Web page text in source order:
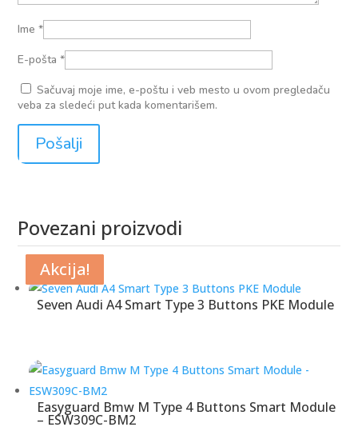
Ime*
E-pošta*
Sačuvaj moje ime, e-poštu i veb mesto u ovom pregledaču
veba za sledeći put kada komentarišem.
Povezani proizvodi
Povezani proizvodi
Akcija!
Seven Audi A4 Smart Type 3 Buttons PKE Module
Akcija!
Easyguard Bmw M Type 4 Buttons Smart Module
– ESW309C-BM2
Akcija!
Akcija!
Akcija!
Akcija!